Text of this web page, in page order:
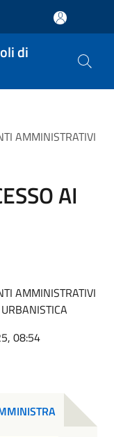
di
AMMINISTRATIVI
AI
AMMINISTRATIVI
08:54